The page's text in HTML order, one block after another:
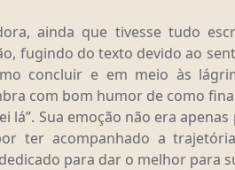
ainda que tivesse tudo
fugindo do texto devido ao
concluir e em meio às
com bom humor de como
lá”. Sua emoção não era
ter acompanhado a
para dar o melhor para